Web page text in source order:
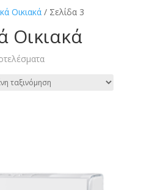
Οικιακά/ Σελίδα 3
Οικιακά